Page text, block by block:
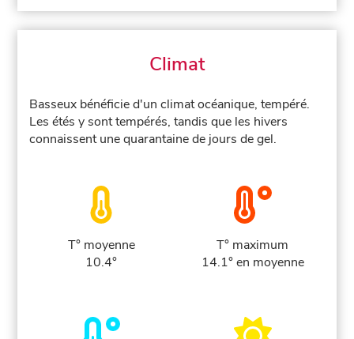
Climat
Basseux bénéficie d'un climat océanique, tempéré.
Les étés y sont tempérés, tandis que les hivers
connaissent une quarantaine de jours de gel.
T° moyenne
10.4°
T° maximum
14.1° en moyenne